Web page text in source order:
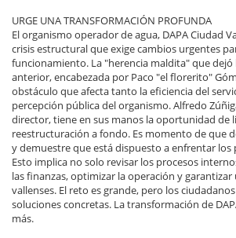
URGE UNA TRANSFORMACIÓN PROFUNDA
El organismo operador de agua, DAPA Ciudad
crisis estructural que exige cambios urgentes
funcionamiento. La "herencia maldita" que
anterior, encabezada por Paco "el florerito"
obstáculo que afecta tanto la eficiencia del
percepción pública del organismo. Alfredo
director, tiene en sus manos la oportunidad de
reestructuración a fondo. Es momento de que
y demuestre que está dispuesto a enfrentar los
Esto implica no solo revisar los procesos
las finanzas, optimizar la operación y
vallenses. El reto es grande, pero los
soluciones concretas. La transformación de
más.